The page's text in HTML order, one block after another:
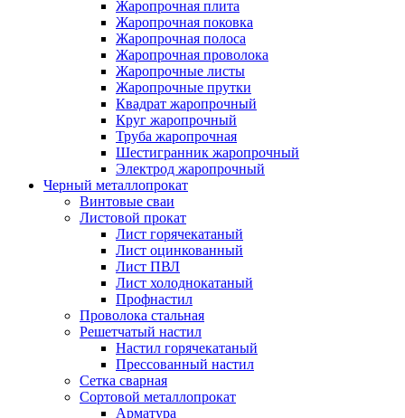
Жаропрочная плита
Жаропрочная поковка
Жаропрочная полоса
Жаропрочная проволока
Жаропрочные листы
Жаропрочные прутки
Квадрат жаропрочный
Круг жаропрочный
Труба жаропрочная
Шестигранник жаропрочный
Электрод жаропрочный
Черный металлопрокат
Винтовые сваи
Листовой прокат
Лист горячекатаный
Лист оцинкованный
Лист ПВЛ
Лист холоднокатаный
Профнастил
Проволока стальная
Решетчатый настил
Настил горячекатаный
Прессованный настил
Сетка сварная
Сортовой металлопрокат
Арматура